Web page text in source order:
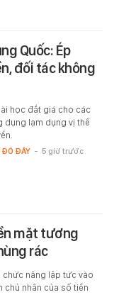
Quốc: Ép
đối tác không
học đắt giá cho các
dụng lạm dụng vị thế
ĐÓ ĐÂY - 5 giờ trước
mặt tương
rác
chức năng lập tức vào
chủ nhân của số tiền